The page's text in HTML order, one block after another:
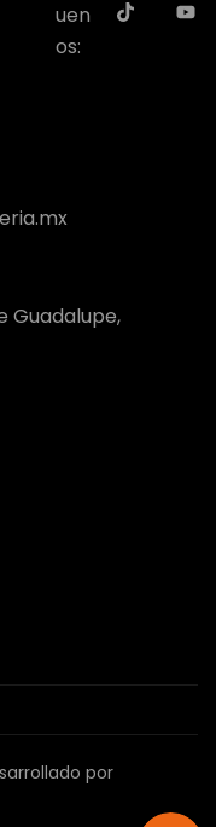
uen
os:
Guadalupe,
por